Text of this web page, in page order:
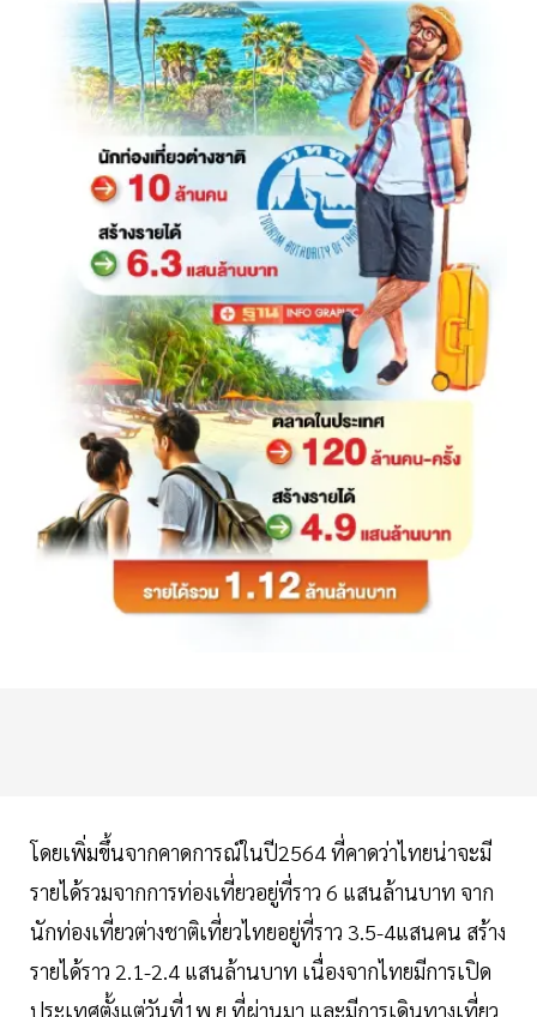
โดยเพิ่มขึ้นจากคาดการณ์ในปี2564 ที่คาดว่าไทยน่าจะมี
รายได้รวมจากการท่องเที่ยวอยู่ที่ราว 6 แสนล้านบาท จาก
นักท่องเที่ยวต่างชาติเที่ยวไทยอยู่ที่ราว 3.5-4แสนคน สร้าง
รายได้ราว 2.1-2.4 แสนล้านบาท เนื่องจากไทยมีการเปิด
ประเทศตั้งแต่วันที่1พ.ย.ที่ผ่านมา และมีการเดินทางเที่ยว